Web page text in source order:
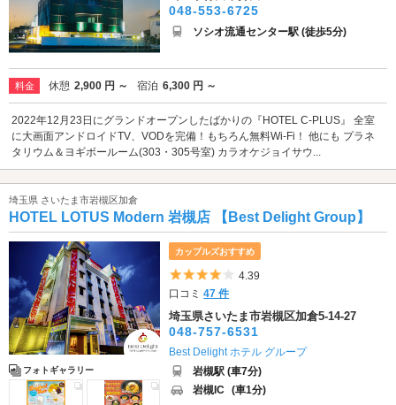
048-553-6725
ソシオ流通センター駅 (徒歩5分)
料金 休憩 2,900 円 ～ 宿泊 6,300 円 ～
2022年12月23日にグランドオープンしたばかりの『HOTEL C-PLUS』 全室
に大画面アンドロイドTV、VODを完備！もちろん無料Wi-Fi！ 他にも プラネ
タリウム＆ヨギボールーム(303・305号室) カラオケジョイサウ...
埼玉県 さいたま市岩槻区加倉
HOTEL LOTUS Modern 岩槻店 【Best Delight Group】
フォトギャラリー
カップルズおすすめ
5つ星のうち4
4.39
口コミ47 件
埼玉県さいたま市岩槻区加倉5-14-27
048-757-6531
Best Delight ホテル グループ
岩槻駅 (車7分)
岩槻IC (車1分)